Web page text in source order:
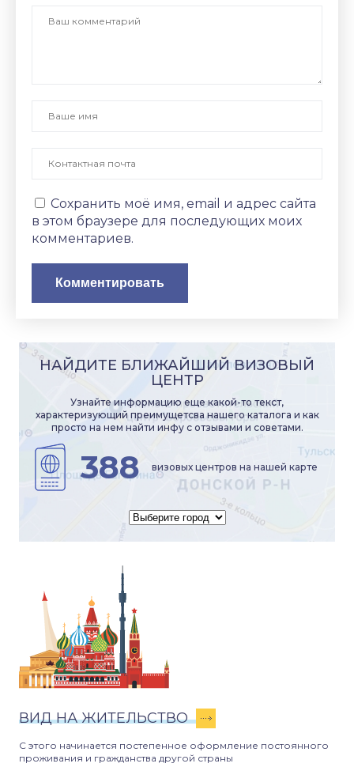
Сохранить моё имя, email и адрес сайта
в этом браузере для последующих моих
комментариев.
НАЙДИТЕ БЛИЖАЙШИЙ ВИЗОВЫЙ
ЦЕНТР
Узнайте информацию еще какой-то текст,
характеризующий преимущетсва нашего каталога и как
просто на нем найти инфу с отзывами и советами.
388 визовых центров на нашей карте
ВИД НА ЖИТЕЛЬСТВО
С этого начинается постепенное оформление постоянного
проживания и гражданства другой страны